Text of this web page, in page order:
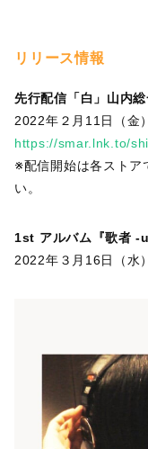
リリース情報
先行配信「白」山内
2022年２月11日（金
https://smar.lnk.to/
※配信開始は各ストア
い。
1st アルバム『歌者 -
2022年３月16日（水